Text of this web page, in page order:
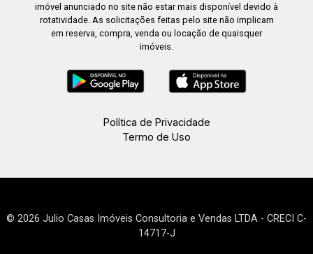
imóvel anunciado no site não estar mais disponível devido à
rotatividade. As solicitações feitas pelo site não implicam
em reserva, compra, venda ou locação de quaisquer
imóveis.
Política de Privacidade
Termo de Uso
© 2026 Julio Casas Imóveis Consultoria e Vendas LTDA - CRECI C-
14717-J